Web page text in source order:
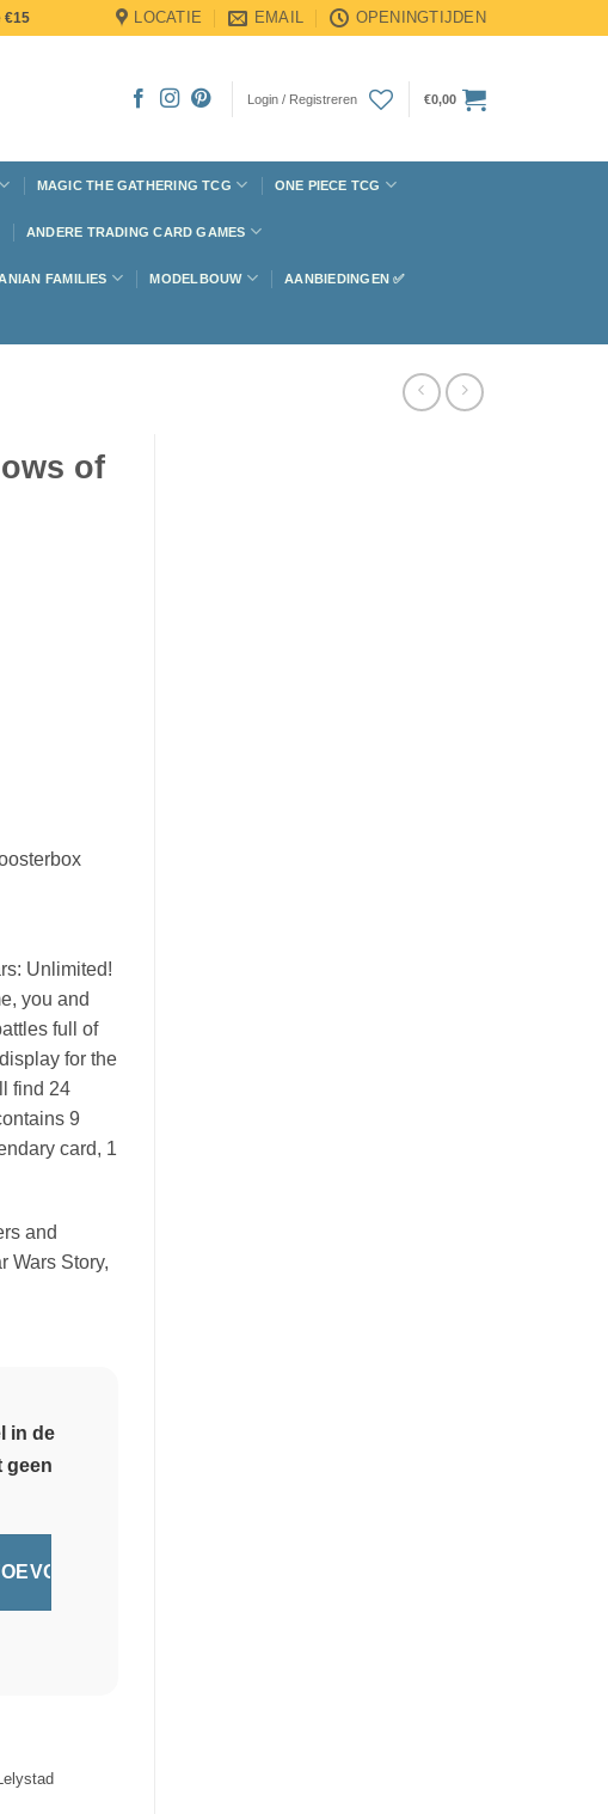
€15 LOCATIE EMAIL OPENINGTIJDEN
Login / Registreren €0,00
MAGIC THE GATHERING TCG ONE PIECE TCG
ANDERE TRADING CARD GAMES
FAMILIES MODELBOUW AANBIEDINGEN ✅
of
Unlimited!
you and
full of
for the
find 24
9
card, 1
and
Wars Story,
in de
geen